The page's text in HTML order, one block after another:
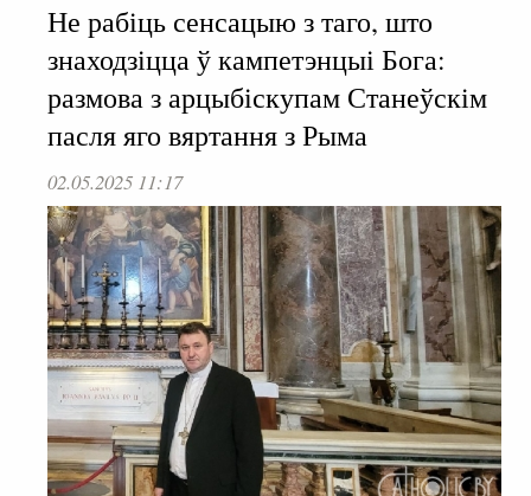
Не рабіць сенсацыю з таго, што
знаходзіцца ў кампетэнцыі Бога:
размова з арцыбіскупам Станеўскім
пасля яго вяртання з Рыма
02.05.2025 11:17